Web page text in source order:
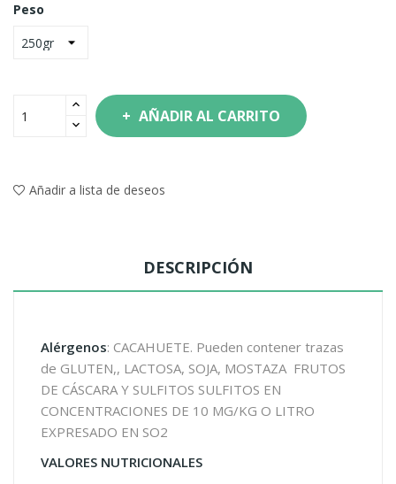
Peso
AÑADIR AL CARRITO
Añadir a lista de deseos
DESCRIPCIÓN
Alérgenos: CACAHUETE. Pueden contener trazas
de GLUTEN,, LACTOSA, SOJA, MOSTAZA FRUTOS
DE CÁSCARAY SULFITOS SULFITOS EN
CONCENTRACIONES DE 10 MG/KG O LITRO
EXPRESADO EN SO2
VALORES NUTRICIONALES